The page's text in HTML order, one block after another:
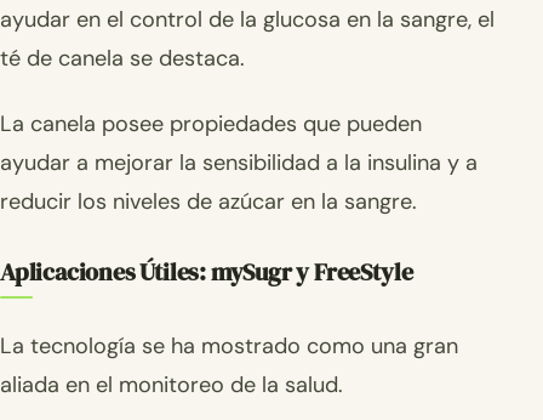
ayudar en el control de la glucosa en la sangre, el
té de canela se destaca.
La canela posee propiedades que pueden
ayudar a mejorar la sensibilidad a la insulina y a
reducir los niveles de azúcar en la sangre.
Aplicaciones Útiles: mySugr y FreeStyle
La tecnología se ha mostrado como una gran
aliada en el monitoreo de la salud.